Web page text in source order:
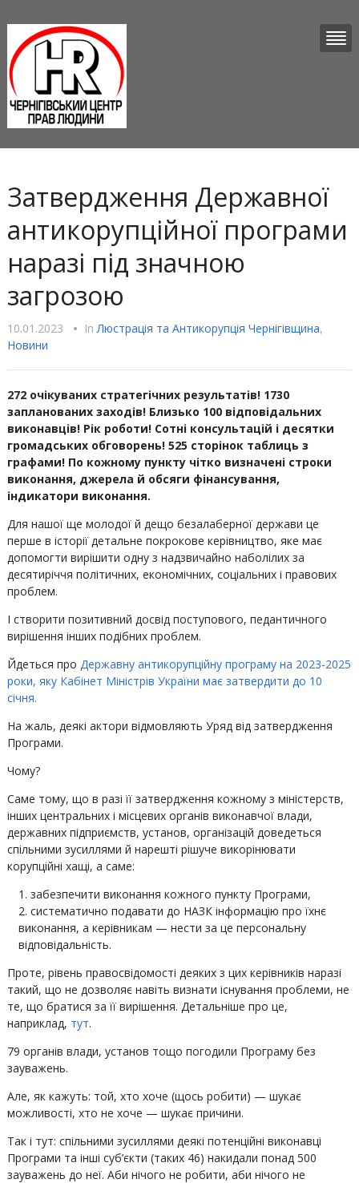
Затвердження Державної
антикорупційної програми
наразі під значною
загрозою
10.01.2023 • InЛюстрацiя та Антикорупцiя Чернігівщина,
Новини
272 очікуваних стратегічних результатів! 1730
запланованих заходів! Близько 100 відповідальних
виконавців! Рік роботи! Сотні консультацій і десятки
громадських обговорень! 525 сторінок таблиць з
графами! По кожному пункту чітко визначені строки
виконання, джерела й обсяги фінансування,
індикатори виконання.
Для нашої ще молодої й дещо безалаберної держави це
перше в історії детальне покрокове керівництво, яке має
допомогти вирішити одну з надзвичайно наболілих за
десятиріччя політичних, економічних, соціальних і правових
проблем.
І створити позитивний досвід поступового, педантичного
вирішення інших подібних проблем.
Йдеться про Державну антикорупційну програму на 2023-2025
роки, яку Кабінет Міністрів України має затвердити до 10
січня.
На жаль, деякі актори відмовляють Уряд від затвердження
Програми.
Чому?
Саме тому, що в разі її затвердження кожному з міністерств,
інших центральних і місцевих органів виконавчої влади,
державних підприємств, установ, організацій доведеться
спільними зусиллями й нарешті рішуче викорінювати
корупційні хащі, а саме:
забезпечити виконання кожного пункту Програми,
систематично подавати до НАЗК інформацію про їхнє
виконання, а керівникам — нести за це персональну
відповідальність.
Проте, рівень правосвідомості деяких з цих керівників наразі
такий, що не дозволяє навіть визнати існування проблеми, не
те, що братися за її вирішення. Детальніше про це,
наприклад, тут.
79 органів влади, установ тощо погодили Програму без
зауважень.
Але, як кажуть: той, хто хоче (щось робити) — шукає
можливості, хто не хоче — шукає причини.
Так і тут: спільними зусиллями деякі потенційні виконавці
Програми та інші суб’єкти (таких 46) накидали понад 500
зауважень до неї. Аби нічого не робити, аби нічого не